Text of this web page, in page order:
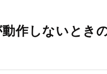
作しないとき